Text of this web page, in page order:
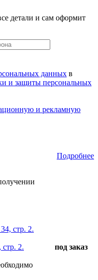
детали и сам оформит
данных в
и защиты персональных
и рекламную
Подробнее
стр. 2.
2. под заказ